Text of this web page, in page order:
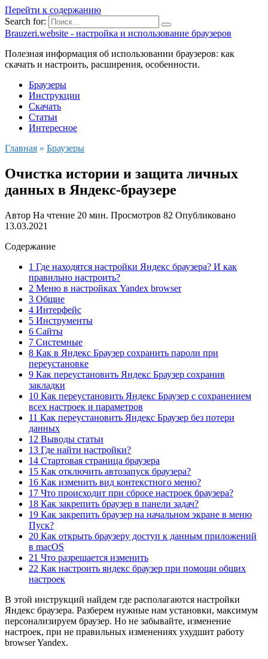
Перейти к содержанию
Search for:
Brauzeri.website - настройка и использование браузеров
Полезная информация об использовании браузеров: как
скачать и настроить, расширения, особенности.
Браузеры
Инструкции
Скачать
Статьи
Интересное
Главная » Браузеры
Очистка истории и защита личных
данных в Яндекс-браузере
Автор На чтение 20 мин. Просмотров 82 Опубликовано
13.03.2021
Содержание
1 Где находятся настройки Яндекс браузера? И как
правильно настроить?
2 Меню в настройках Yandex browser
3 Общие
4 Интерфейс
5 Инструменты
6 Сайты
7 Системные
8 Как в Яндекс Браузер сохранить пароли при
переустановке
9 Как переустановить Яндекс Браузер сохранив
закладки
10 Как переустановить Яндекс Браузер с сохранением
всех настроек и параметров
11 Как переустановить Яндекс Браузер без потери
данных
12 Выводы статьи
13 Где найти настройки?
14 Стартовая страница браузера
15 Как отключить автозапуск браузера?
16 Как изменить вид контекстного меню?
17 Что происходит при сбросе настроек браузера?
18 Как закрепить браузер в панели задач?
19 Как закрепить браузер на начальном экране в меню
Пуск?
20 Как открыть браузеру доступ к данным приложений
в macOS
21 Что разрешается изменить
22 Как настроить яндекс браузер при помощи общих
настроек
В этой инструкций найдем где располагаются настройки
Яндекс браузера. Разберем нужные нам установки, максимум
персонализируем браузер. Но не забывайте, изменение
настроек, при не правильных изменениях ухудшит работу
browser Yandex.